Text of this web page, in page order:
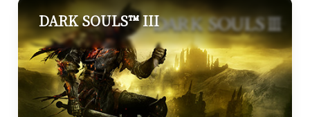
DARK SOULS™ III